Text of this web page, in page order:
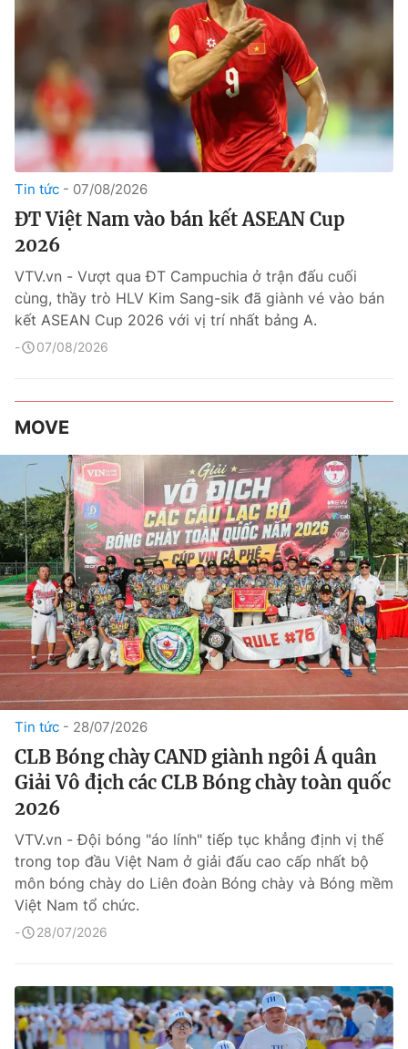
Tin tức 07/08/2026
ĐT Việt Nam vào bán kết ASEAN Cup
2026
VTV.vn - Vượt qua ĐT Campuchia ở trận đấu cuối
cùng, thầy trò HLV Kim Sang-sik đã giành vé vào bán
kết ASEAN Cup 2026 với vị trí nhất bảng A.
07/08/2026
MOVE
Tin tức 28/07/2026
CLB Bóng chày CAND giành ngôi Á quân
Giải Vô địch các CLB Bóng chày toàn quốc
2026
VTV.vn - Đội bóng "áo lính" tiếp tục khẳng định vị thế
trong top đầu Việt Nam ở giải đấu cao cấp nhất bộ
môn bóng chày do Liên đoàn Bóng chày và Bóng mềm
Việt Nam tổ chức.
28/07/2026